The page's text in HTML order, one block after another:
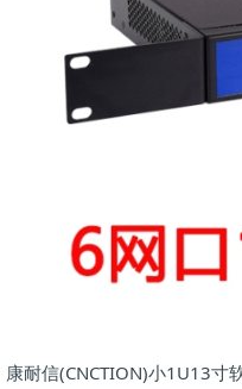
康耐信(CNCTION)小1U13